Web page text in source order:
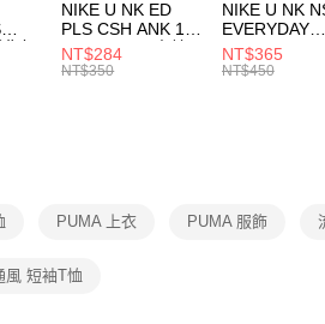
／ATM／網路銀行／等多元方式進行付
※ 請注意：結帳手續完成當下不需立刻
絡購買商品的店家。未經商家同意取消
先享後付繳納相關費用。
交易，需依本服務之必要範圍內提供個
２．關於個人資料處理事宜，請瀏覽以下
付款後門市自取
每筆NT$100，滿NT$1,500(含以上)
包
NIKE U NK ED
PLS CSH ANK 1P
144 DBL 男 中統
襪 DH4058104
NT$284
NT$350
NIKE U NK
EVERYDAY
ESSENTIAL
男女 短統襪
NT$365
NT$450
PUMA 上衣 PUMA 服飾
風 短袖T恤